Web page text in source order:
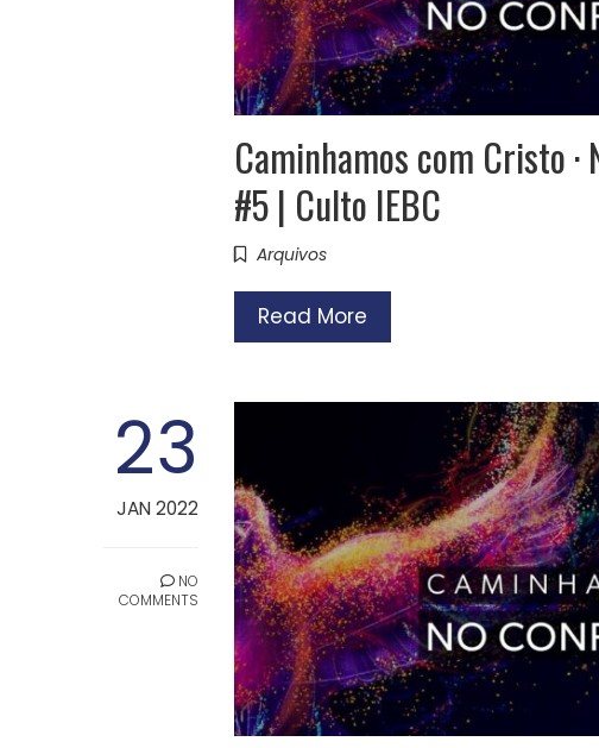
Caminhamos com Cristo
#5 | Culto IEBC
Arquivos
Read More
23
JAN 2022
NO
COMMENTS